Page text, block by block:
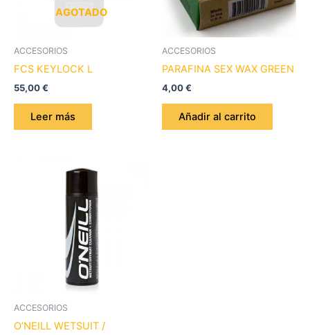
AGOTADO
ACCESORIOS
FCS KEYLOCK L
55,00€
Leer más
ACCESORIOS
PARAFINA SEX WAX GREEN
4,00€
Añadir al carrito
ACCESORIOS
O’NEILL WETSUIT /